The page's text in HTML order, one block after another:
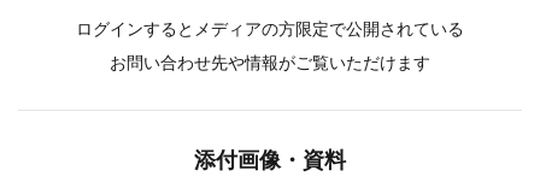
ログインするとメディアの方限定で公開されている
お問い合わせ先や情報がご覧いただけます
添付画像・資料